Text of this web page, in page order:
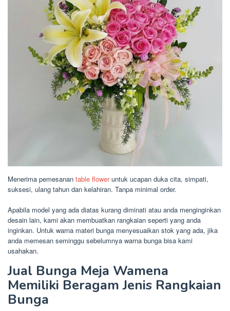
Menerima pemesanan table floweruntuk ucapan duka cita, simpati,
suksesi, ulang tahun dan kelahiran. Tanpa minimal order.
Apabila model yang ada diatas kurang diminati atau anda menginginkan
desain lain, kami akan membuatkan rangkaian seperti yang anda
inginkan. Untuk warna materi bunga menyesuaikan stok yang ada, jika
anda memesan seminggu sebelumnya warna bunga bisa kami
usahakan.
Jual Bunga Meja Wamena
Memiliki Beragam Jenis Rangkaian
Bunga